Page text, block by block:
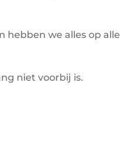
we alles op
niet voorbij is.